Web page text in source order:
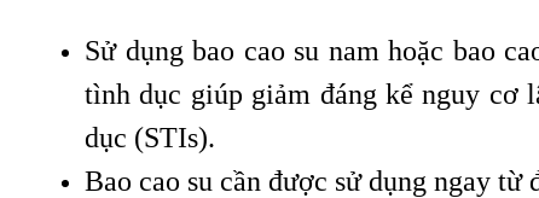
Sử dụng bao cao su nam hoặc bao
tình dục giúp giảm đáng kể nguy cơ
dục (STIs).
Bao cao su cần được sử dụng ngay